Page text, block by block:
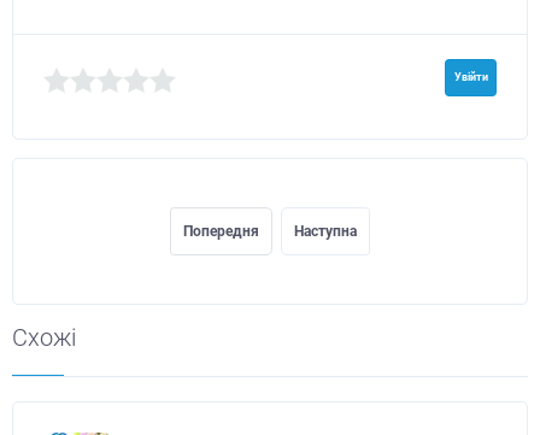
Увійти
Попередня Наступна
Схожі